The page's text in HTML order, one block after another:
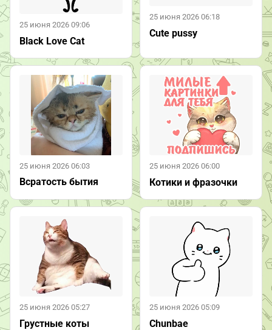
25 июня 2026 09:06
Black Love Cat
25 июня 2026 06:18
Cute pussy
25 июня 2026 06:03
Всратость бытия
25 июня 2026 06:00
Котики и фразочки
25 июня 2026 05:27
Грустные коты
25 июня 2026 05:09
Chunbae